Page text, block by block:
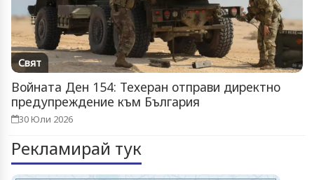
Свят
Войната Ден 154: Техеран отправи директно
предупреждение към България
30 Юли 2026
Рекламирай тук